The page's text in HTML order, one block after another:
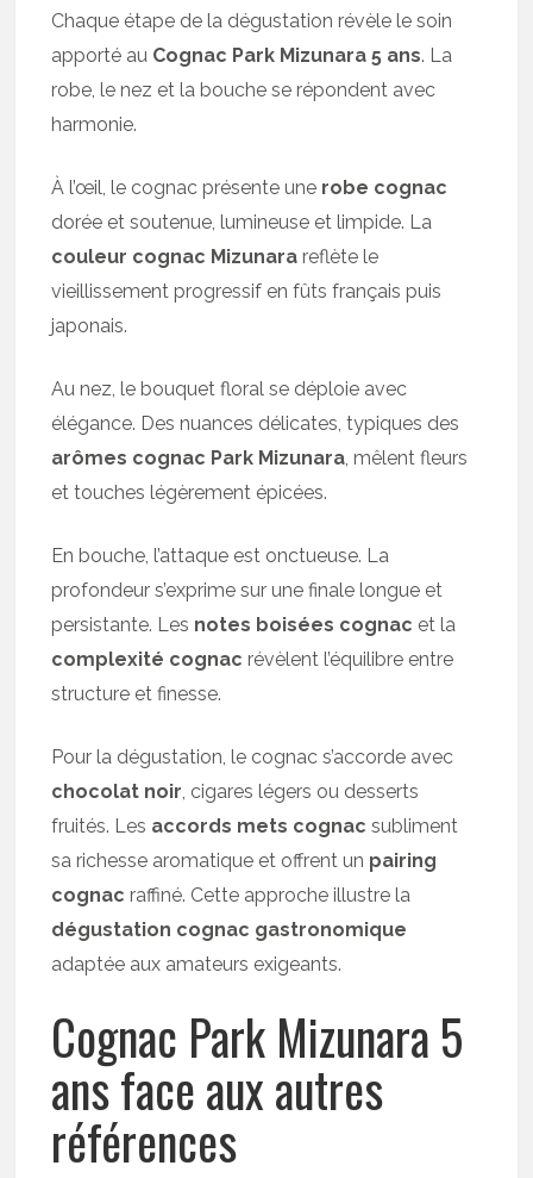
Chaque étape de la dégustation révèle le soin
apporté au Cognac Park Mizunara 5 ans. La
robe, le nez et la bouche se répondent avec
harmonie.
À l’œil, le cognac présente une robe cognac
dorée et soutenue, lumineuse et limpide. La
couleur cognac Mizunara reflète le
vieillissement progressif en fûts français puis
japonais.
Au nez, le bouquet floral se déploie avec
élégance. Des nuances délicates, typiques des
arômes cognac Park Mizunara, mêlent fleurs
et touches légèrement épicées.
En bouche, l’attaque est onctueuse. La
profondeur s’exprime sur une finale longue et
persistante. Les notes boisées cognac et la
complexité cognac révèlent l’équilibre entre
structure et finesse.
Pour la dégustation, le cognac s’accorde avec
chocolat noir, cigares légers ou desserts
fruités. Les accords mets cognac subliment
sa richesse aromatique et offrent un pairing
cognac raffiné. Cette approche illustre la
dégustation cognac gastronomique
adaptée aux amateurs exigeants.
Cognac Park Mizunara 5
ans face aux autres
références